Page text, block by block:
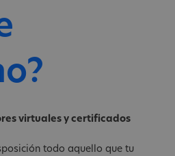
virtuales y certificados
todo aquello que tu